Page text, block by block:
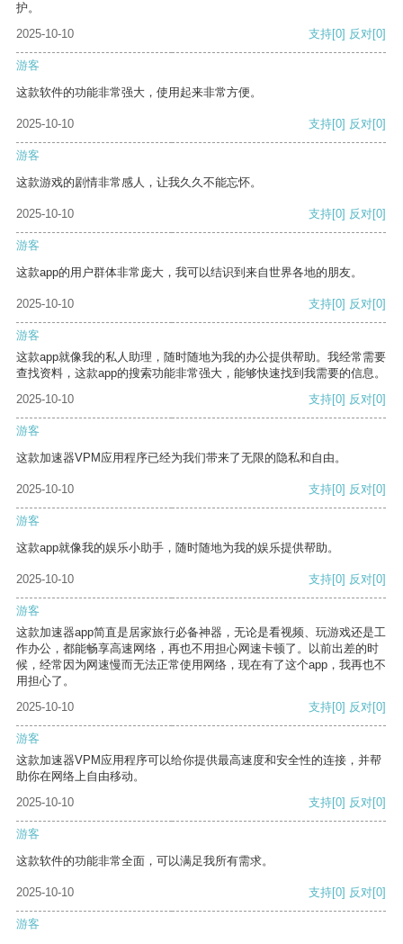
护。
2025-10-10
支持[0] 反对[0]
游客
这款软件的功能非常强大，使用起来非常方便。
2025-10-10 支持[0] 反对[0]
游客
这款游戏的剧情非常感人，让我久久不能忘怀。
2025-10-10 支持[0] 反对[0]
游客
这款app的用户群体非常庞大，我可以结识到来自世界各地的朋友。
2025-10-10 支持[0] 反对[0]
游客
这款app就像我的私人助理，随时随地为我的办公提供帮助。我经常需要
查找资料，这款app的搜索功能非常强大，能够快速找到我需要的信息。
2025-10-10
支持[0] 反对[0]
游客
这款加速器VPM应用程序已经为我们带来了无限的隐私和自由。
2025-10-10 支持[0] 反对[0]
游客
这款app就像我的娱乐小助手，随时随地为我的娱乐提供帮助。
2025-10-10 支持[0] 反对[0]
游客
这款加速器app简直是居家旅行必备神器，无论是看视频、玩游戏还是工
作办公，都能畅享高速网络，再也不用担心网速卡顿了。以前出差的时
候，经常因为网速慢而无法正常使用网络，现在有了这个app，我再也不
用担心了。
2025-10-10
支持[0] 反对[0]
游客
这款加速器VPM应用程序可以给你提供最高速度和安全性的连接，并帮
助你在网络上自由移动。
2025-10-10
支持[0] 反对[0]
游客
这款软件的功能非常全面，可以满足我所有需求。
2025-10-10 支持[0] 反对[0]
游客